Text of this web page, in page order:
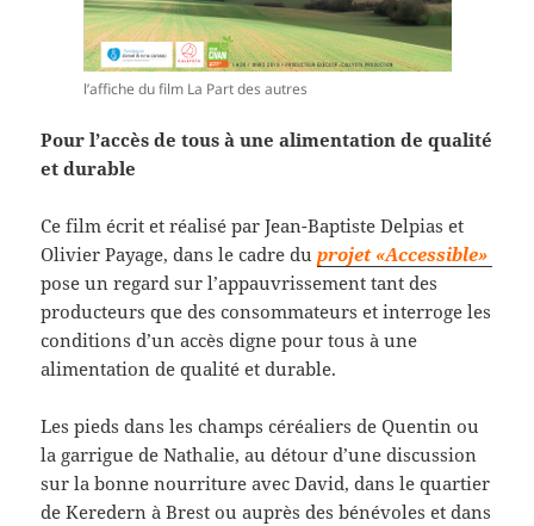
l’affiche du film La Part des autres
Pour l’accès de tous à une alimentation de qualité
et durable
Ce film écrit et réalisé par Jean-Baptiste Delpias et
Olivier Payage, dans le cadre duprojet «Accessible»
pose un regard sur l’appauvrissement tant des
producteurs que des consommateurs et interroge les
conditions d’un accès digne pour tous à une
alimentation de qualité et durable.
Les pieds dans les champs céréaliers de Quentin ou
la garrigue de Nathalie, au détour d’une discussion
sur la bonne nourriture avec David, dans le quartier
de Keredern à Brest ou auprès des bénévoles et dans